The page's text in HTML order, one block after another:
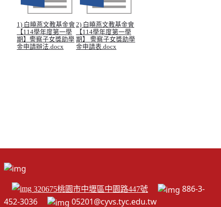
1) 白曉燕文教基金會
【114學年度第一學
期】警察子女獎助學
金申請辦法.docx
2) 白曉燕文教基金會
【114學年度第一學
期】 警察子女獎助學
金申請表.docx
320675桃園市中壢區中園路447號
886-3-
452-3036
05201@cyvs.tyc.edu.tw